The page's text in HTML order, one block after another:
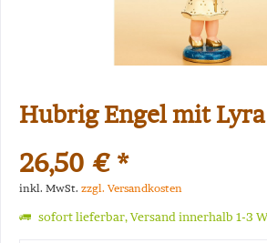
Hubrig Engel mit
26,50 € *
inkl. MwSt. zzgl. Versandkosten
sofort lieferbar, Versand innerhalb 1-3